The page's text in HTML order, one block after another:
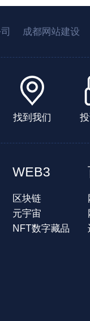
成都网站建设
找到我们
WEB3
区块链
元宇宙
NFT数字藏品